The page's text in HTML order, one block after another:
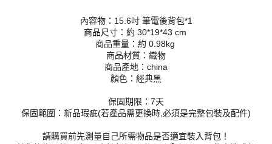
內容物：15.6吋 筆電後背包*1
商品尺寸：約 30*19*43 cm
商品重量：約 0.98kg
商品材質：織物
商品產地：china
顏色：經典黑
保固期限：7天
保固範圍：新品瑕疵(若產品需更換時,必須是完整包裝及配件)
請購買前先測量自己所需物品是否適宜裝入背包！